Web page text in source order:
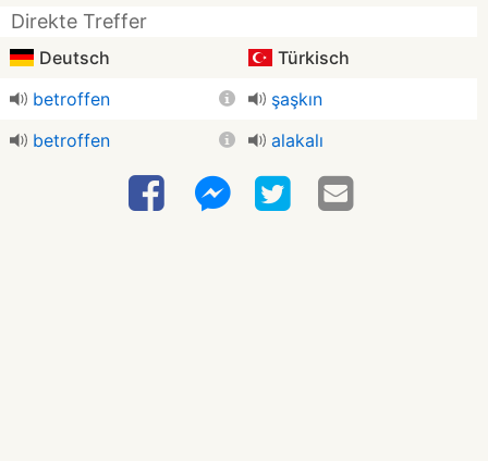
Direkte Treffer
Deutsch
Türkisch
betroffen
şaşkın
betroffen
alakalı